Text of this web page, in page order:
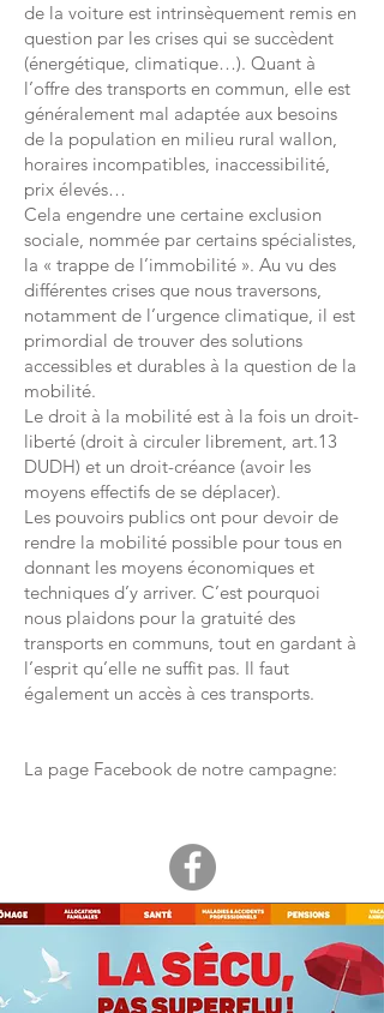
de la voiture est intrinsèquement remis en
question par les crises qui se succèdent
(énergétique, climatique…). Quant à
l’offre des transports en commun, elle est
généralement mal adaptée aux besoins
de la population en milieu rural wallon,
horaires incompatibles, inaccessibilité,
prix élevés…
Cela engendre une certaine exclusion
sociale, nommée par certains spécialistes,
la « trappe de l’immobilité ». Au vu des
différentes crises que nous traversons,
notamment de l’urgence climatique, il est
primordial de trouver des solutions
accessibles et durables à la question de la
mobilité.
Le droit à la mobilité est à la fois un droit-
liberté (droit à circuler librement, art.13
DUDH) et un droit-créance (avoir les
moyens effectifs de se déplacer).
Les pouvoirs publics ont pour devoir de
rendre la mobilité possible pour tous en
donnant les moyens économiques et
techniques d’y arriver. C’est pourquoi
nous plaidons pour la gratuité des
transports en communs, tout en gardant à
l’esprit qu’elle ne suffit pas. Il faut
également un accès à ces transports.
La page Facebook de notre campagne: